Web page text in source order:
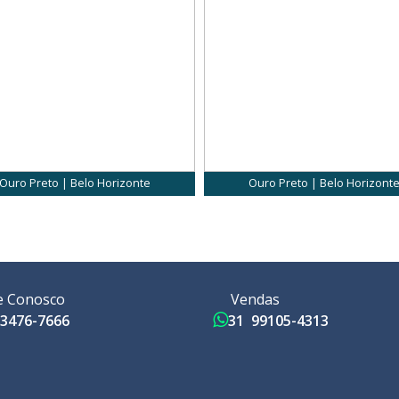
Ouro Preto | Belo Horizonte Ouro Preto | Belo Horizonte
Conosco
7666
Vendas
31 99105-4313